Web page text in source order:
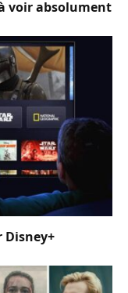
voir absolument
Disney+